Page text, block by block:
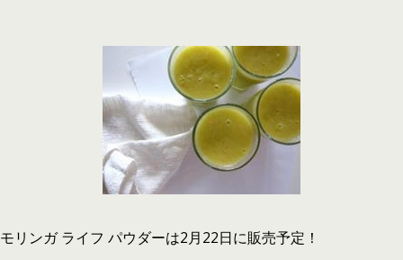
モリンガ ライフ パウダーは2月22日に販売予定！